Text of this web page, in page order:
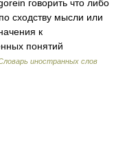
говорить что либо
сходству мысли или
к
понятий
иностранных слов